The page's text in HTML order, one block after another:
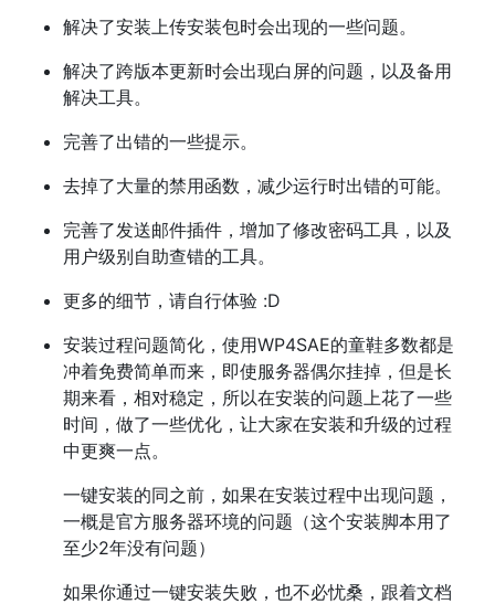
解决了安装上传安装包时会出现的一些问题。
解决了跨版本更新时会出现白屏的问题，以及备用
解决工具。
完善了出错的一些提示。
去掉了大量的禁用函数，减少运行时出错的可能。
完善了发送邮件插件，增加了修改密码工具，以及
用户级别自助查错的工具。
更多的细节，请自行体验 :D
安装过程问题简化，使用WP4SAE的童鞋多数都是
冲着免费简单而来，即使服务器偶尔挂掉，但是长
期来看，相对稳定，所以在安装的问题上花了一些
时间，做了一些优化，让大家在安装和升级的过程
中更爽一点。
一键安装的同之前，如果在安装过程中出现问题，
一概是官方服务器环境的问题（这个安装脚本用了
至少2年没有问题）
如果你通过一键安装失败，也不必忧桑，跟着文档